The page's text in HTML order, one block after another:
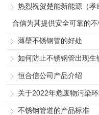
热烈祝贺楚能新能源（
合信为其提供安全可靠的
薄壁不锈钢管的好处
如何防止不锈钢管出现生
恒合信公司产品介绍
关于2022年危废物污染
不锈钢管道的产品标准